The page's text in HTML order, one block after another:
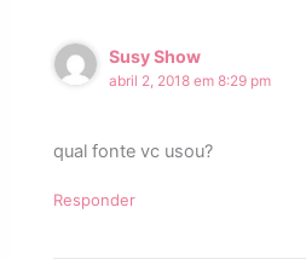
Susy Show
abril 2, 2018 em 8:29 pm
qual fonte vc usou?
Responder